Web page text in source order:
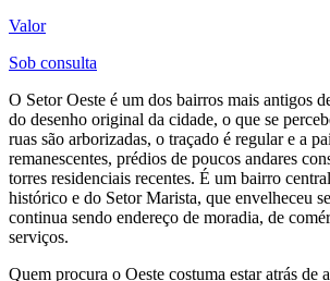
Valor
Sob consulta
O Setor Oeste é um dos bairros mais antigos
do desenho original da cidade, o que se
ruas são arborizadas, o traçado é regular e a
remanescentes, prédios de poucos andares
torres residenciais recentes. É um bairro
histórico e do Setor Marista, que envelheceu
continua sendo endereço de moradia, de
serviços.
Quem procura o Oeste costuma estar atrás de